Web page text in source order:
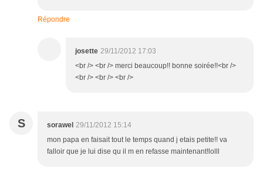
Répondre
josette 29/11/2012 17:03
<br /> <br /> merci beaucoup!! bonne soirée!!<br />
<br /> <br /> <br />
S sorawel 29/11/2012 15:14
mon papa en faisait tout le temps quand j etais petite!! va
falloir que je lui dise qu il m en refasse maintenant!lolll